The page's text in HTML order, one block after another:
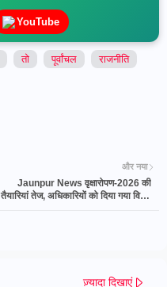
YouTube
तो पूर्वांचल
राजनीति
और नया
Jaunpur News वृक्षारोपण-2026 की
तैयारियां तेज, अधिकारियों को दिया गया विशेष
ज़्यादा दिखाएं